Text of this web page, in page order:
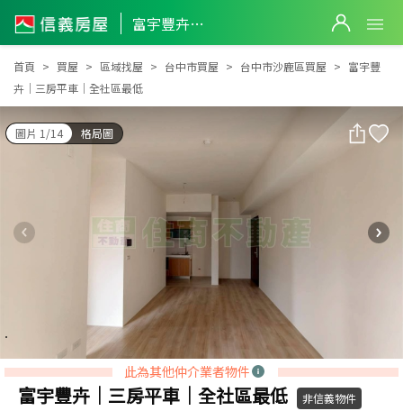
富宇豐卉｜三房平車｜全社區最低
富宇豐卉｜三房平車｜全社區最低
首頁 買屋 區域找屋 台中市買屋 台中市沙鹿區買屋
富宇豐
卉｜三房平車｜全社區最低
圖片 1/14 格局圖
此為其他仲介業者物件
富宇豐卉｜三房平車｜全社區最低 非信義物件